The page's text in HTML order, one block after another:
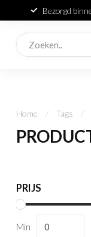
Bezorgd
Home / Tags /
PRIJS
Min